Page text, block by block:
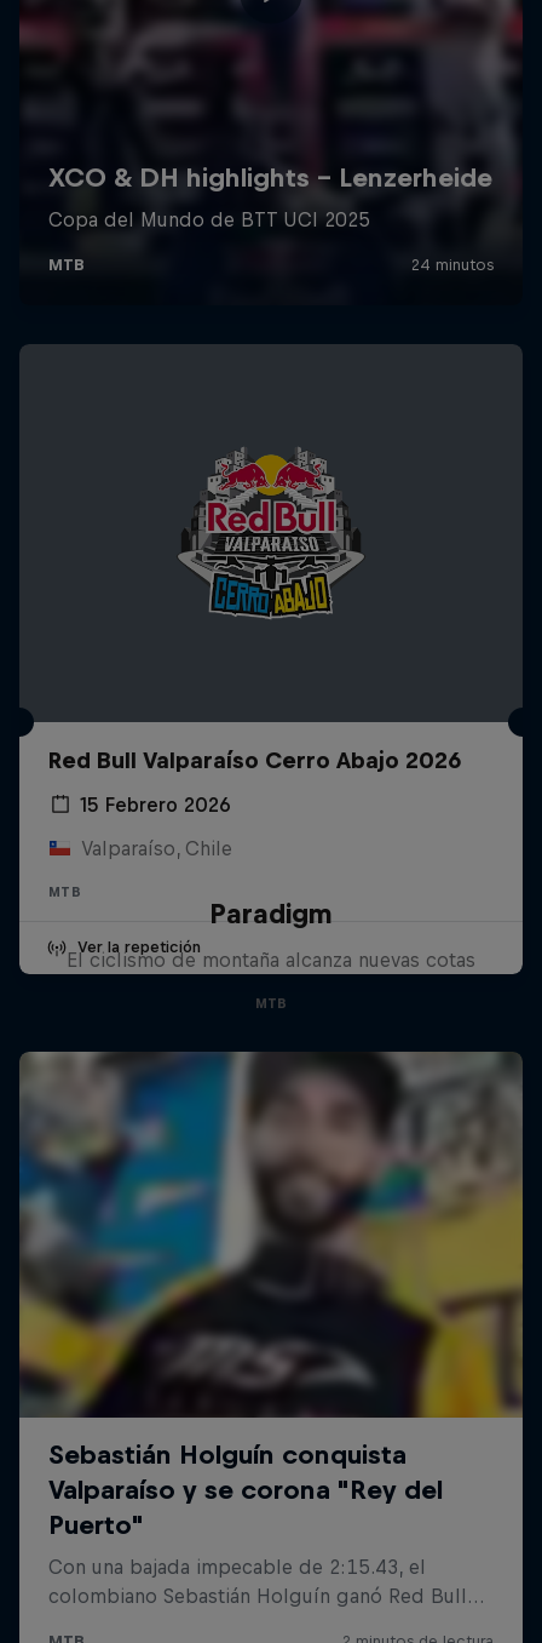
Red Bull Valparaíso Cerro Abajo 2026
15 Febrero 2026
Valparaíso, Chile
MTB
Ver la repetición
Paradigm
El ciclismo de montaña alcanza nuevas cotas
MTB